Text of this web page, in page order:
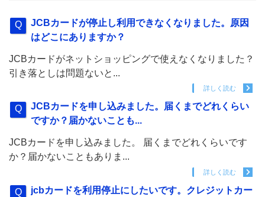
JCBカードが停止し利用できなくなりました。原因
はどこにありますか？
JCBカードがネットショッピングで使えなくなりました？
引き落としは問題ないと...
詳しく読む
JCBカードを申し込みました。届くまでどれくらい
ですか？届かないことも...
JCBカードを申し込みました。 届くまでどれくらいです
か？届かないこともありま...
詳しく読む
jcbカードを利用停止にしたいです。クレジットカー